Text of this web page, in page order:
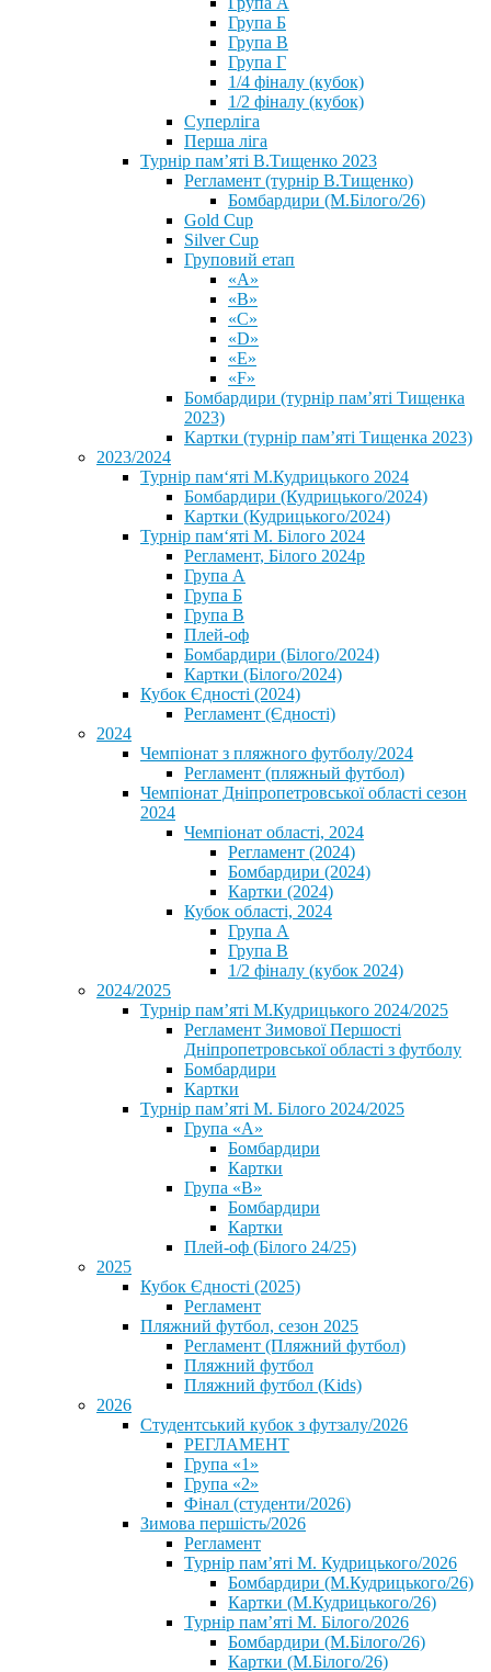
Група Б
Група В
Група Г
1/4 фіналу (кубок)
1/2 фіналу (кубок)
Суперліга
Перша ліга
Турнір пам’яті В.Тищенко 2023
Регламент (турнір В.Тищенко)
Бомбардири (М.Білого/26)
Gold Cup
Silver Cup
Груповий етап
«А»
«В»
«С»
«D»
«Е»
«F»
Бомбардири (турнір пам’яті Тищенка
2023)
Картки (турнір пам’яті Тищенка 2023)
2023/2024
⁨Турнір пам‘яті М.Кудрицького 2024
Бомбардири (Кудрицького/2024)
Картки (Кудрицького/2024)
⁨Турнір пам‘яті М. Білого 2024⁩
Регламент, Білого 2024р
Група А
Група Б
Група В
Плей-оф
Бомбардири (Білого/2024)
Картки (Білого/2024)
Кубок Єдності (2024)
Регламент (Єдності)
2024
Чемпіонат з пляжного футболу/2024
Регламент (пляжный футбол)
Чемпіонат Дніпропетровської області сезон
2024
Чемпіонат області, 2024
Регламент (2024)
Бомбардири (2024)
Картки (2024)
Кубок області, 2024
Група А
Група В
1/2 фіналу (кубок 2024)
2024/2025
Турнір пам’яті М.Кудрицького 2024/2025
Регламент Зимової Першості
Дніпропетровської області з футболу
Бомбардири
Картки
Турнір пам’яті М. Білого 2024/2025
Група «А»
Бомбардири
Картки
Група «В»
Бомбардири
Картки
Плей-оф (Білого 24/25)
2025
Кубок Єдності (2025)
Регламент
Пляжний футбол, сезон 2025
Регламент (Пляжний футбол)
Пляжний футбол
Пляжний футбол (Kids)
2026
Студентський кубок з футзалу/2026
РЕГЛАМЕНТ
Група «1»
Група «2»
Фінал (студенти/2026)
⁨Зимова першість/2026⁩
Регламент
Турнір пам’яті М. Кудрицького/2026
Бомбардири (М.Кудрицького/26)
Картки (М.Кудрицького/26)
Турнір пам’яті М. Білого/2026
Бомбардири (М.Білого/26)
Картки (М.Білого/26)